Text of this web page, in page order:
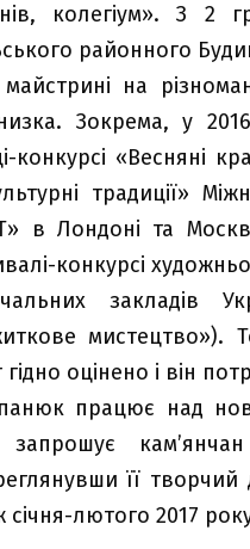
колегіум». З 2
районного
на
Зокрема, у
конкурсі «Весняні
традиції»
в Лондоні та
конкурсі
закладів
оцінено і він
працює над
запрошує
її
лютого 2017